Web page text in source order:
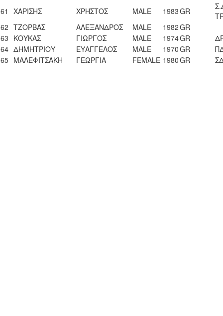
61 ΧΑΡΙΣΗΣ ΧΡΗΣΤΟΣ MALE 1983GR
62 ΤΖΟΡΒΑΣ ΑΛΕΞΑΝΔΡΟΣ MALE 1982GR
63 ΚΟΥΚΑΣ ΓΙΩΡΓΟΣ ΜALE 1974GR
64 ΔΗΜΗΤΡΙΟΥ ΕΥΑΓΓΕΛΟΣ MALE 1970GR
65 ΜΑΛΕΦΙΤΣΑΚΗ ΓΕΩΡΓΙΑ FEMALE 1980GR